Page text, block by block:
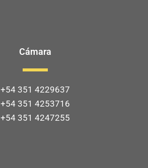
Cámara
+54 351 4229637
+54 351 4253716
+54 351 4247255